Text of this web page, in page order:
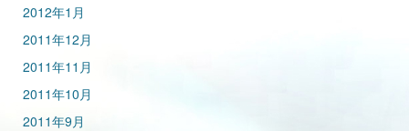
2012年1月
2011年12月
2011年11月
2011年10月
2011年9月